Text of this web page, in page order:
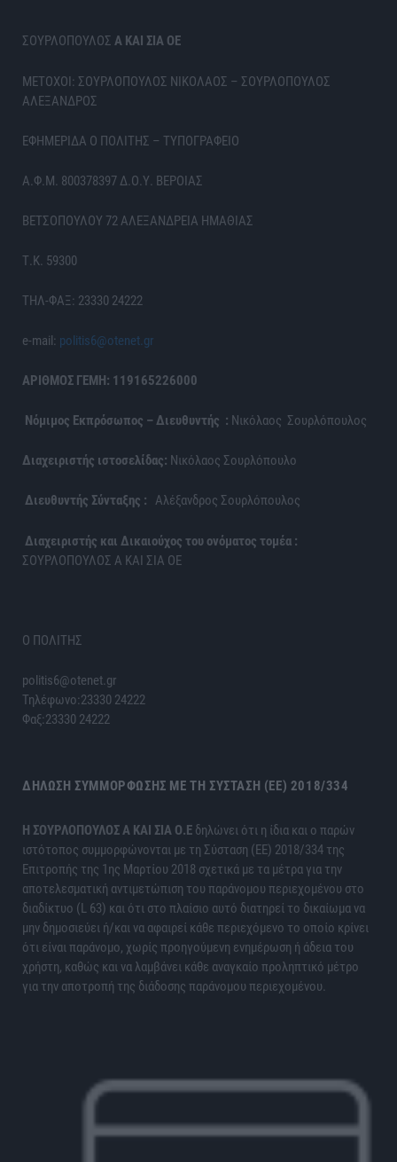
ΣΟΥΡΛΟΠΟΥΛΟΣ Α ΚΑΙ ΣΙΑ ΟΕ
ΜΕΤΟΧΟΙ: ΣΟΥΡΛΟΠΟΥΛΟΣ ΝΙΚΟΛΑΟΣ – ΣΟΥΡΛΟΠΟΥΛΟΣ
ΑΛΕΞΑΝΔΡΟΣ
ΕΦΗΜΕΡΙΔΑ Ο ΠΟΛΙΤΗΣ – ΤΥΠΟΓΡΑΦΕΙΟ
Α.Φ.Μ. 800378397 Δ.Ο.Υ. ΒΕΡΟΙΑΣ
ΒΕΤΣΟΠΟΥΛΟΥ 72 ΑΛΕΞΑΝΔΡΕΙΑ ΗΜΑΘΙΑΣ
Τ.Κ. 59300
ΤΗΛ-ΦΑΞ: 23330 24222
e-mail: politis6@otenet.gr
ΑΡΙΘΜΟΣ ΓΕΜΗ: 119165226000
Νόμιμος Εκπρόσωπος – Διευθυντής : Νικόλαος Σουρλόπουλος
Διαχειριστής ιστοσελίδας: Νικόλαος Σουρλόπουλο
Διευθυντής Σύνταξης : Αλέξανδρος Σουρλόπουλος
Διαχειριστής και Δικαιούχος του ονόματος τομέα :
ΣΟΥΡΛΟΠΟΥΛΟΣ Α ΚΑΙ ΣΙΑ ΟΕ
Ο ΠΟΛΙΤΗΣ
politis6@otenet.gr
Τηλέφωνο:23330 24222
Φαξ:23330 24222
ΔΉΛΩΣΗ ΣΥΜΜΌΡΦΩΣΗΣ ΜΕ ΤΗ ΣΎΣΤΑΣΗ (ΕΕ) 2018/334
H ΣΟΥΡΛΟΠΟΥΛΟΣ Α ΚΑΙ ΣΙΑ Ο.Ε δηλώνει ότι η ίδια και ο παρών
ιστότοπος συμμορφώνονται με τη Σύσταση (ΕΕ) 2018/334 της
Επιτροπής της 1ης Μαρτίου 2018 σχετικά με τα μέτρα για την
αποτελεσματική αντιμετώπιση του παράνομου περιεχομένου στο
διαδίκτυο (L 63) και ότι στο πλαίσιο αυτό διατηρεί το δικαίωμα να
μην δημοσιεύει ή/και να αφαιρεί κάθε περιεχόμενο το οποίο κρίνει
ότι είναι παράνομο, χωρίς προηγούμενη ενημέρωση ή άδεια του
χρήστη, καθώς και να λαμβάνει κάθε αναγκαίο προληπτικό μέτρο
για την αποτροπή της διάδοσης παράνομου περιεχομένου.